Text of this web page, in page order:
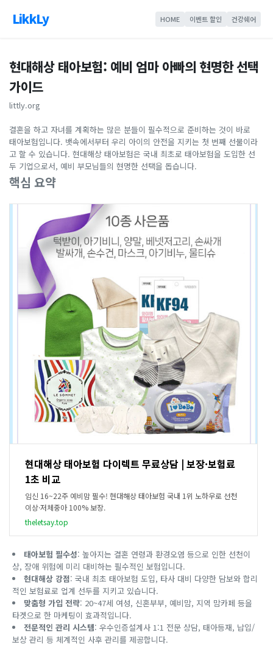
LikkLy HOME 이벤트 할인 건강쉐어
현대해상 태아보험: 예비 엄마 아빠의 현명한 선택
가이드
littly.org
결혼을 하고 자녀를 계획하는 많은 분들이 필수적으로 준비하는 것이 바로
태아보험입니다. 뱃속에서부터 우리 아이의 안전을 지키는 첫 번째 선물이라
고 할 수 있습니다. 현대해상 태아보험은 국내 최초로 태아보험을 도입한 선
두 기업으로서, 예비 부모님들의 현명한 선택을 돕습니다.
핵심 요약
현대해상 태아보험 다이렉트 무료상담 | 보장·보험료
1초 비교
임신 16~22주 예비맘 필수! 현대해상 태아보험 국내 1위 노하우로 선천
이상·저체중아 100% 보장.
theletsay.top
태아보험 필수성: 높아지는 결혼 연령과 환경오염 등으로 인한 선천이
상, 장애 위험에 미리 대비하는 필수적인 보험입니다.
현대해상 강점: 국내 최초 태아보험 도입, 타사 대비 다양한 담보와 합리
적인 보험료로 업계 선두를 지키고 있습니다.
맞춤형 가입 전략: 20~47세 여성, 신혼부부, 예비맘, 지역 맘카페 등을
타겟으로 한 마케팅이 효과적입니다.
전문적인 관리 시스템: 우수인증설계사 1:1 전문 상담, 태아등재, 납입/
보상 관리 등 체계적인 사후 관리를 제공합니다.